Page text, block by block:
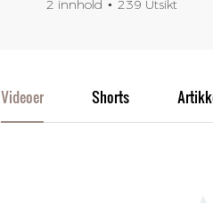
2 innhold 239 Utsikt
Videoer Shorts